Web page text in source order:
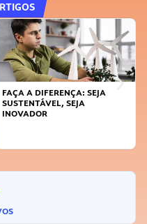
FAÇA A DIFERENÇA: SEJA
SUSTENTÁVEL, SEJA
INOVADOR